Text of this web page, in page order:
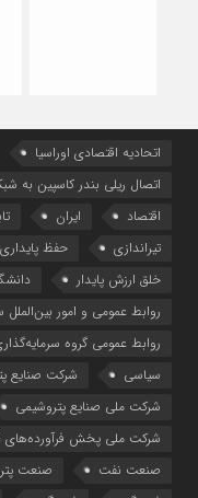
اتحادیه اقتصادی اوراسیا
اتصال ریلی بندر کاسپین به
اقتصاد
ایران
تیراندازی
حفظ پایداری
خلق ارزش پایدار
روابط عمومی و امور بین‌الملل
روابط عمومی گروه
سیاسی
شرکت صنایع
شرکت ملی صنایع پتروشیمی
شرکت ملی پخش فرآورده‌های
صنعت نفت
صنعت